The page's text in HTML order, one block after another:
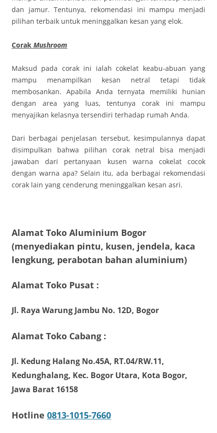
dan jamur. Tentunya, rekomendasi ini mampu menjadi
pilihan terbaik untuk meninggalkan kesan yang elok.
Corak Mushroom
Maksud pada corak ini ialah cokelat keabu-abuan yang
mampu menampilkan kesan netral tetapi tidak
membosankan. Apabila Anda ternyata memiliki hunian
dengan area yang luas, tentunya corak ini mampu
menyajikan kelasnya tersendiri terhadap rumah Anda.
Dari berbagai penjelasan tersebut, kesimpulannya dapat
disimpulkan bahwa pilihan corak netral bisa menjadi
jawaban dari pertanyaan kusen warna cokelat cocok
dengan warna apa? Selain itu, ada berbagai rekomendasi
corak lain yang cenderung meninggalkan kesan asri.
Alamat Toko Aluminium Bogor
(menyediakan pintu, kusen, jendela, kaca
lengkung, perabotan bahan aluminium)
Alamat Toko Pusat :
Jl. Raya Warung Jambu No. 12D, Bogor
Alamat Toko Cabang :
Jl. Kedung Halang No.45A, RT.04/RW.11,
Kedunghalang, Kec. Bogor Utara, Kota Bogor,
Jawa Barat 16158
Hotline 0813-1015-7660